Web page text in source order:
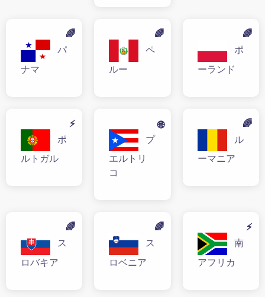
パ
ナマ
🌈
ペ
ルー
🌈
ポ
ーランド
🌈
ポ
ルトガル
⚡
プ
エルトリ
コ
🌐
ル
ーマニア
🌈
ス
ロバキア
🌈
ス
ロベニア
🌈
南
アフリカ
⚡